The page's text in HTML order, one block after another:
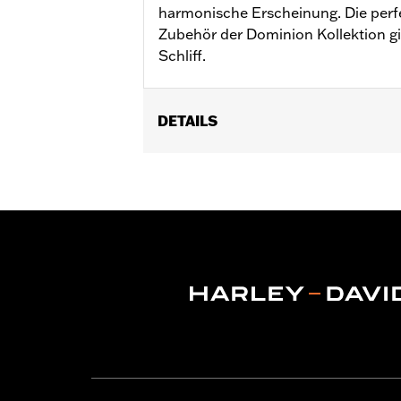
harmonische Erscheinung. Die
Zubehör der Dominion Kollektion
Schliff.
DETAILS
und FLSTN ’90–’17 sowie FLSTC
In der Box:2 Abdeckungen für die